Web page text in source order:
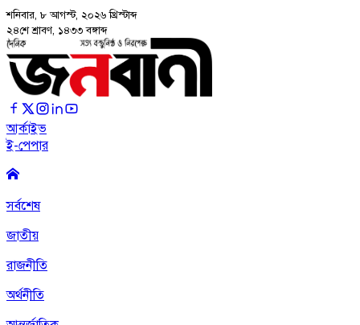
শনিবার, ৮ আগস্ট, ২০২৬ খ্রিস্টাব্দ
২৪শে শ্রাবণ, ১৪৩৩ বঙ্গাব্দ
আর্কাইভ
ই-পেপার
সর্বশেষ
জাতীয়
রাজনীতি
অর্থনীতি